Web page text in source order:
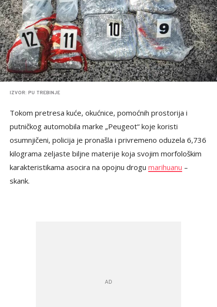
IZVOR: PU TREBINJE
Tokom pretresa kuće, okućnice, pomoćnih prostorija i
putničkog automobila marke „Peugeot“ koje koristi
osumnjičeni, policija je pronašla i privremeno oduzela 6,736
kilograma zeljaste biljne materije koja svojim morfološkim
karakteristikama asocira na opojnu drogu marihuanu –
skank.